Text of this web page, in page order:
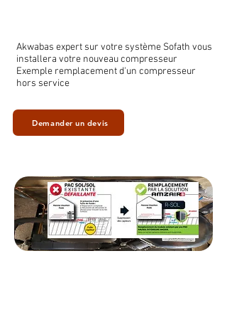
Akwabas expert sur votre système Sofath vous
installera votre nouveau compresseur
Exemple remplacement d'un compresseur
hors service
Demander un devis